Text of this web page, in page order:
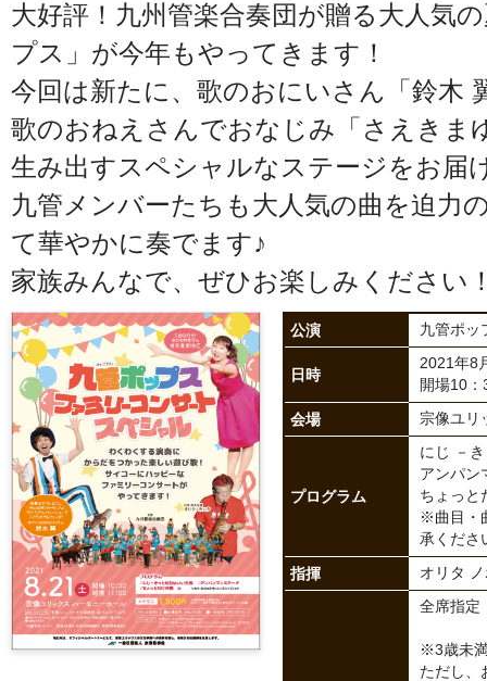
大好評！九州管楽合奏団が贈る大人気
プス」が今年もやってきます！
今回は新たに、歌のおにいさん「鈴木
歌のおねえさんでおなじみ「さえきま
生み出すスペシャルなステージをお届
九管メンバーたちも大人気の曲を迫力
て華やかに奏でます♪
家族みんなで、ぜひお楽しみください
公演 九管ポッ
日時
2021年8
開場10
会場 宗像ユ
プログラム
にじ －
アンパン
ちょっ
※曲目・
承くださ
指揮 オリタ
全席指
※3歳未
ただし、